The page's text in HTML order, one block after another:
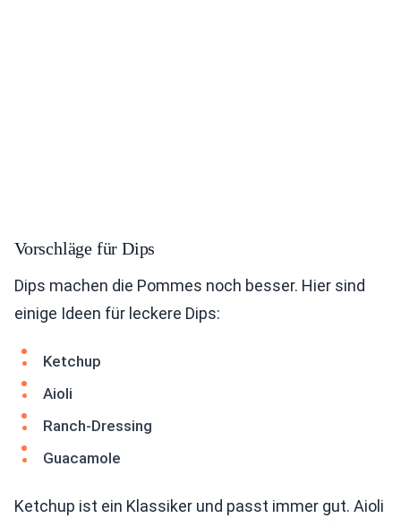
Vorschläge für Dips
Dips machen die Pommes noch besser. Hier sind
einige Ideen für leckere Dips:
Ketchup
Aioli
Ranch-Dressing
Guacamole
Ketchup ist ein Klassiker und passt immer gut. Aioli